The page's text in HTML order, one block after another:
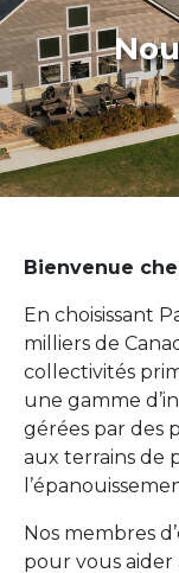
Bienvenue
En choisissant
milliers de
collectivités
une gamme
gérées par des
aux terrains de
Nos membres
pour vous